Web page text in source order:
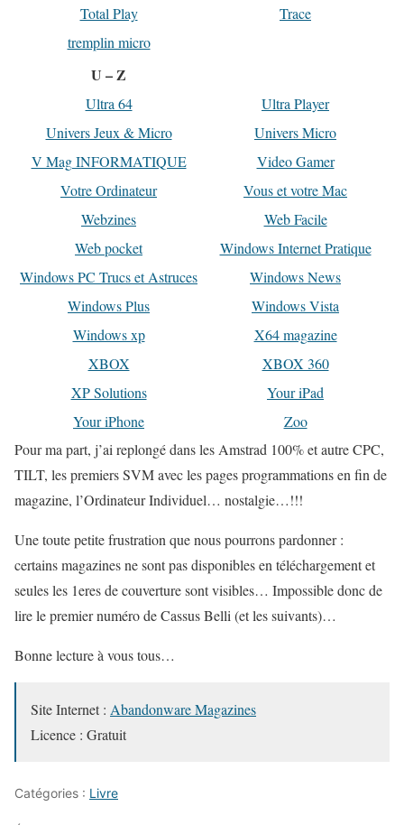
Total Play
Trace
tremplin micro
U – Z
Ultra 64
Ultra Player
Univers Jeux & Micro
Univers Micro
V Mag INFORMATIQUE
Video Gamer
Votre Ordinateur
Vous et votre Mac
Webzines
Web Facile
Web pocket
Windows Internet Pratique
Windows PC Trucs et Astruces
Windows News
Windows Plus
Windows Vista
Windows xp
X64 magazine
XBOX
XBOX 360
XP Solutions
Your iPad
Your iPhone
Zoo
Pour ma part, j’ai replongé dans les Amstrad 100% et autre CPC,
TILT, les premiers SVM avec les pages programmations en fin de
magazine, l’Ordinateur Individuel… nostalgie…!!!
Une toute petite frustration que nous pourrons pardonner :
certains magazines ne sont pas disponibles en téléchargement et
seules les 1eres de couverture sont visibles… Impossible donc de
lire le premier numéro de Cassus Belli (et les suivants)…
Bonne lecture à vous tous…
Site Internet : Abandonware Magazines
Licence : Gratuit
Catégories : Livre